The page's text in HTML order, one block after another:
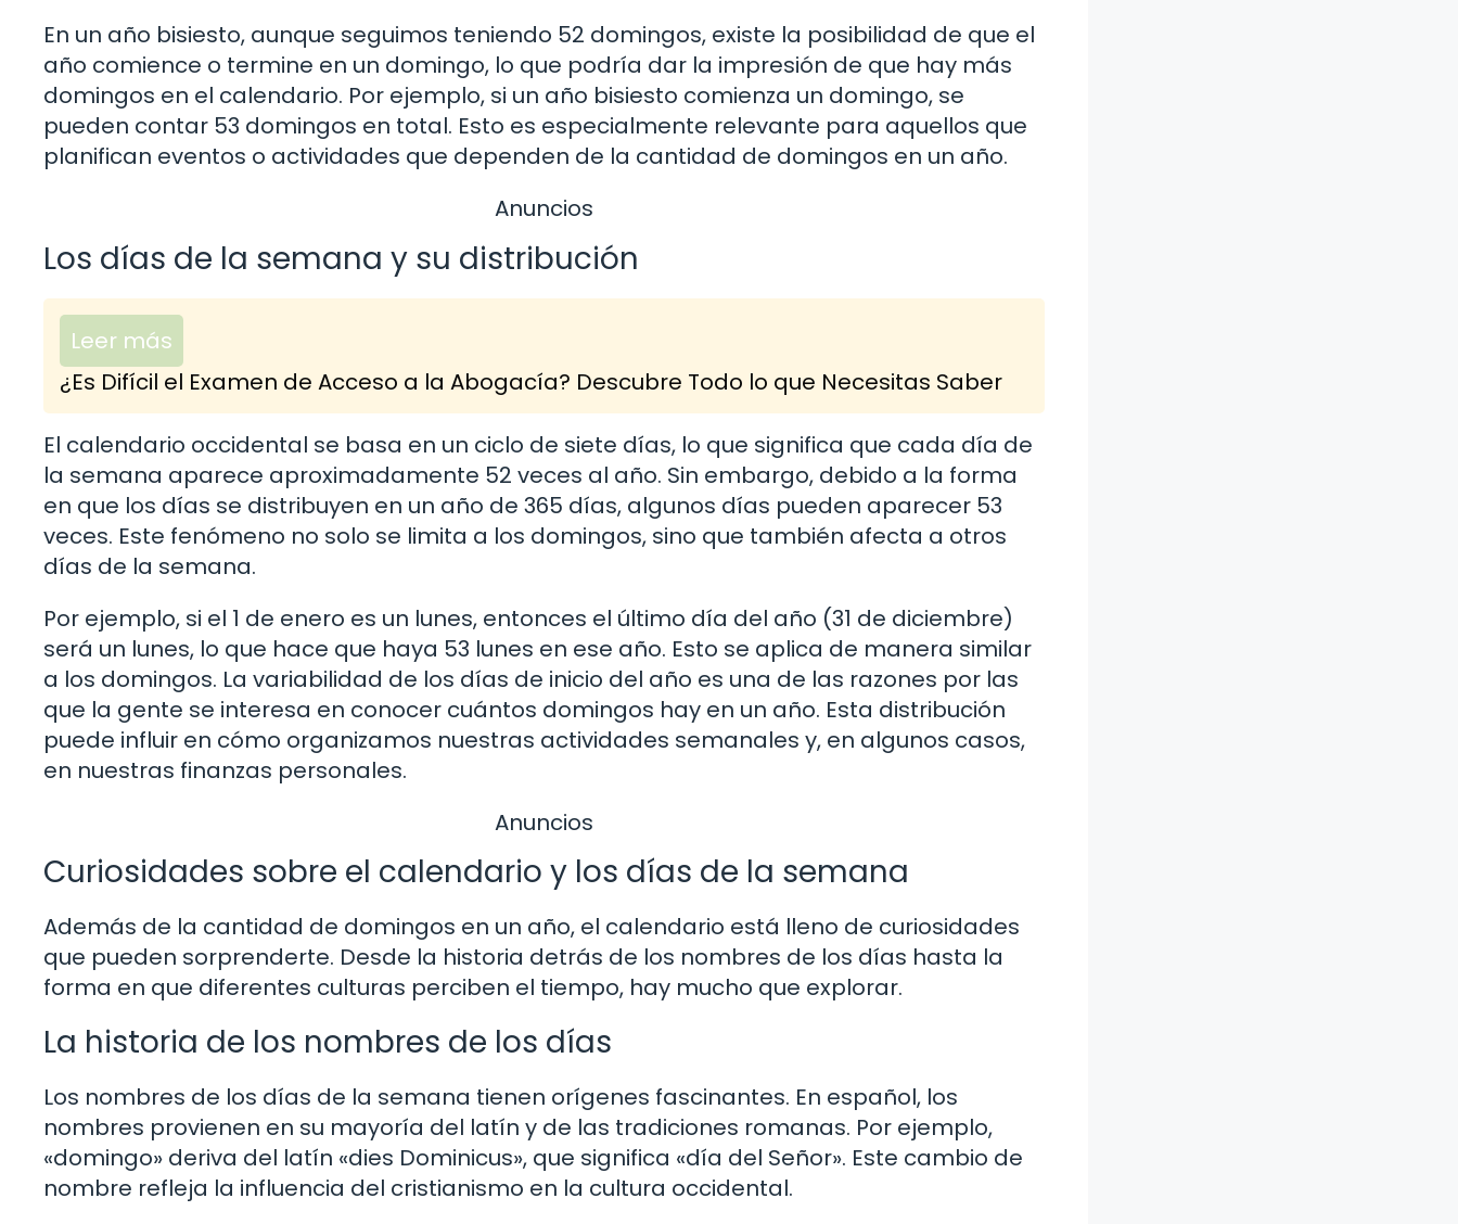
En un año bisiesto, aunque seguimos teniendo 52 domingos, existe la posibilidad de que el
año comience o termine en un domingo, lo que podría dar la impresión de que hay más
domingos en el calendario. Por ejemplo, si un año bisiesto comienza un domingo, se
pueden contar 53 domingos en total. Esto es especialmente relevante para aquellos que
planifican eventos o actividades que dependen de la cantidad de domingos en un año.
Anuncios
Los días de la semana y su distribución
Leer más
¿Es Difícil el Examen de Acceso a la Abogacía? Descubre Todo lo que Necesitas Saber
El calendario occidental se basa en un ciclo de siete días, lo que significa que cada día de
la semana aparece aproximadamente 52 veces al año. Sin embargo, debido a la forma
en que los días se distribuyen en un año de 365 días, algunos días pueden aparecer 53
veces. Este fenómeno no solo se limita a los domingos, sino que también afecta a otros
días de la semana.
Por ejemplo, si el 1 de enero es un lunes, entonces el último día del año (31 de diciembre)
será un lunes, lo que hace que haya 53 lunes en ese año. Esto se aplica de manera similar
a los domingos. La variabilidad de los días de inicio del año es una de las razones por las
que la gente se interesa en conocer cuántos domingos hay en un año. Esta distribución
puede influir en cómo organizamos nuestras actividades semanales y, en algunos casos,
en nuestras finanzas personales.
Anuncios
Curiosidades sobre el calendario y los días de la semana
Además de la cantidad de domingos en un año, el calendario está lleno de curiosidades
que pueden sorprenderte. Desde la historia detrás de los nombres de los días hasta la
forma en que diferentes culturas perciben el tiempo, hay mucho que explorar.
La historia de los nombres de los días
Los nombres de los días de la semana tienen orígenes fascinantes. En español, los
nombres provienen en su mayoría del latín y de las tradiciones romanas. Por ejemplo,
«domingo» deriva del latín «dies Dominicus», que significa «día del Señor». Este cambio de
nombre refleja la influencia del cristianismo en la cultura occidental.